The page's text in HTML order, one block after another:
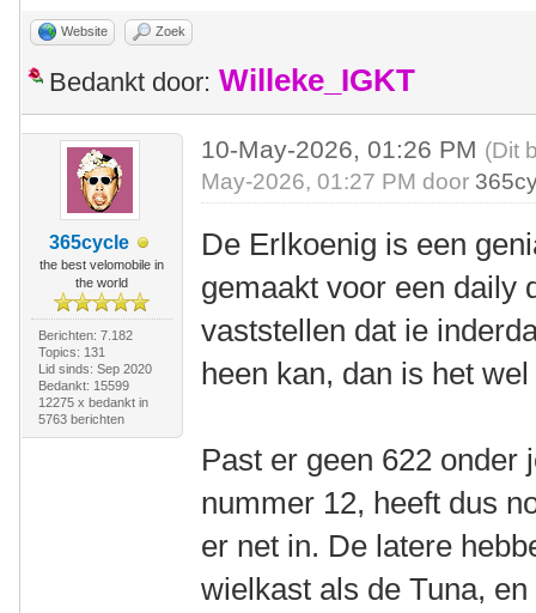
Website Zoek
Bedankt door: Willeke_IGKT
365cycle
the best velomobile in
the world
Berichten: 7.182
Topics: 131
Lid sinds: Sep 2020
Bedankt: 15599
12275 x bedankt in
5763 berichten
10-May-2026, 01:26 PM (Dit
May-2026, 01:27 PM door
De Erlkoenig is een
gemaakt voor een daily
vaststellen dat ie
heen kan, dan is het
Past er geen 622 onder
nummer 12, heeft dus
er net in. De latere
wielkast als de Tuna,